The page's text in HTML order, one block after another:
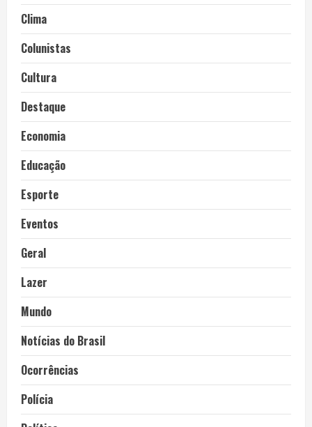
Clima
Colunistas
Cultura
Destaque
Economia
Educação
Esporte
Eventos
Geral
Lazer
Mundo
Notícias do Brasil
Ocorrências
Polícia